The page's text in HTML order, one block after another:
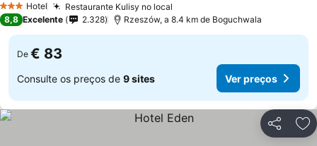
3 EstrelasHotel Restaurante Kulisy no local
8,8 Excelente 2.328 Rzeszów, a 8.4 km de Boguchwala
De € 83
Consulte os preços de 9 sites Ver preços
Partilhar